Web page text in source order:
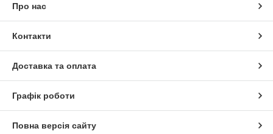
Про нас
Контакти
Доставка та оплата
Графік роботи
Повна версія сайту